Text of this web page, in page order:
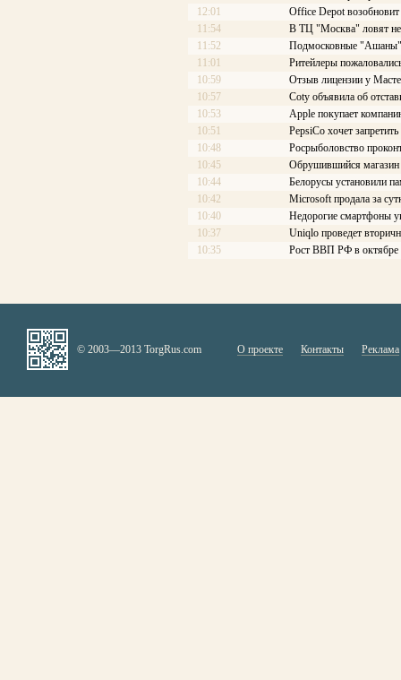
12:01
Office Depot
11:54
В ТЦ "Москва" ловят
11:52
Подмосковные "Ашаны"
11:01
Ритейлеры
10:59
Отзыв лицензии у
10:57
Coty объявила об
10:53
Apple покупает
10:51
PepsiCo хочет
10:48
Росрыболовство
10:45
Обрушившийся магазин
10:44
Белорусы установили
10:42
Microsoft продала за
10:40
Недорогие смартфоны
10:37
Uniqlo проведет
10:35
Рост ВВП РФ в октябре
© 2003—2013 TorgRus.com О проекте Контакты Реклама